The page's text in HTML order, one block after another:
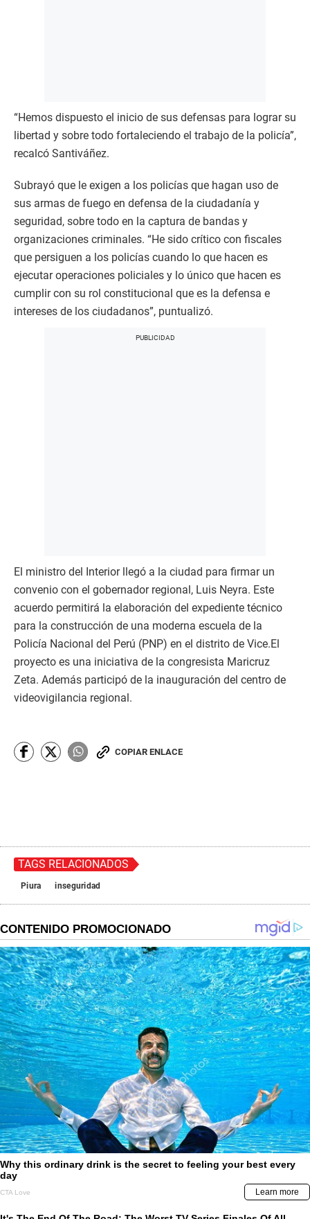
“Hemos dispuesto el inicio de sus defensas para lograr su
libertad y sobre todo fortaleciendo el trabajo de la policía”,
recalcó Santiváñez.
Subrayó que le exigen a los policías que hagan uso de
sus armas de fuego en defensa de la ciudadanía y
seguridad, sobre todo en la captura de bandas y
organizaciones criminales. “He sido crítico con fiscales
que persiguen a los policías cuando lo que hacen es
ejecutar operaciones policiales y lo único que hacen es
cumplir con su rol constitucional que es la defensa e
intereses de los ciudadanos”, puntualizó.
El ministro del Interior llegó a la ciudad para firmar un
convenio con el gobernador regional, Luis Neyra. Este
acuerdo permitirá la elaboración del expediente técnico
para la construcción de una moderna escuela de la
Policía Nacional del Perú (PNP) en el distrito de Vice.El
proyecto es una iniciativa de la congresista Maricruz
Zeta. Además participó de la inauguración del centro de
videovigilancia regional.
COPIAR ENLACE
TAGS RELACIONADOS
Piura inseguridad